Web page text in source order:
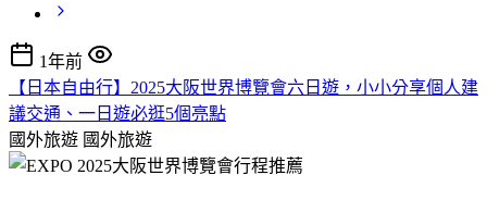
1年前
【日本自由行】2025大阪世界博覽會六日遊，小小分享個人建
議交通、一日遊必逛5個亮點
國外旅遊 國外旅遊